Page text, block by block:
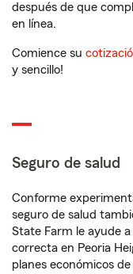
después de que
en línea.
Comience su
y sencillo!
Seguro de salud
Conforme
seguro de salud
State Farm le ayude
correcta en Peoria
planes económicos